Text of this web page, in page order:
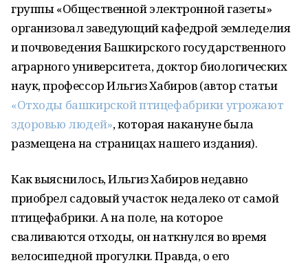
группы «Общественной электронной газеты»
организовал заведующий кафедрой земледелия
и почвоведения Башкирского государственного
аграрного университета, доктор биологических
наук, профессор Ильгиз Хабиров (автор статьи
«Отходы башкирской птицефабрики угрожают
здоровью людей», которая накануне была
размещена на страницах нашего издания).
Как выяснилось, Ильгиз Хабиров недавно
приобрел садовый участок недалеко от самой
птицефабрики. А на поле, на которое
сваливаются отходы, он наткнулся во время
велосипедной прогулки. Правда, о его